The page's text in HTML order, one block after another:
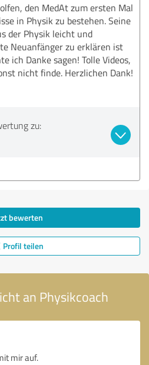
den MedAt zum ersten Mal
in Physik zu bestehen. Seine
der Physik leicht und
Neuanfänger zu erklären ist
ich Danke sagen! Tolle Videos,
nicht finde. Herzlichen Dank!
zu:
bewerten
Profil teilen
an Physikcoach